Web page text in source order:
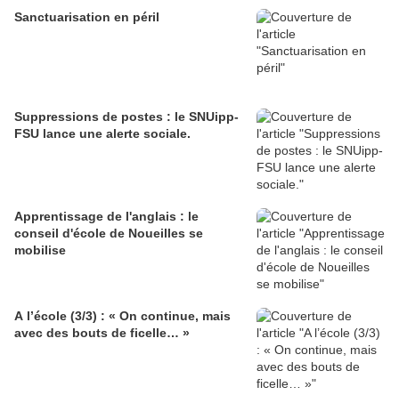
Sanctuarisation en péril
Suppressions de postes : le SNUipp-
FSU lance une alerte sociale.
Apprentissage de l'anglais : le
conseil d'école de Noueilles se
mobilise
A l’école (3/3) : « On continue, mais
avec des bouts de ficelle… »